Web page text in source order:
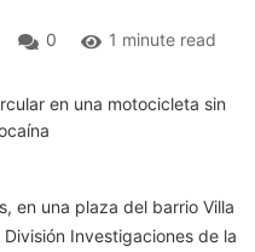
0 1 minute read
en una plaza del barrio Villa
Investigaciones de la